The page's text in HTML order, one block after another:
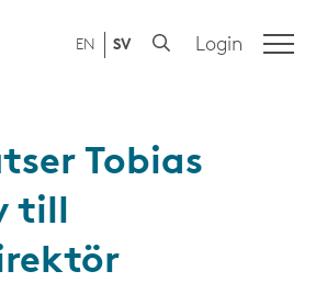
EN SV Login
Tobias
till